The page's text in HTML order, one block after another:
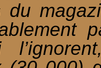
du